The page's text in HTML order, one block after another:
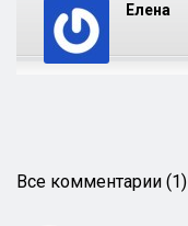
Елена
Все комментарии (1)